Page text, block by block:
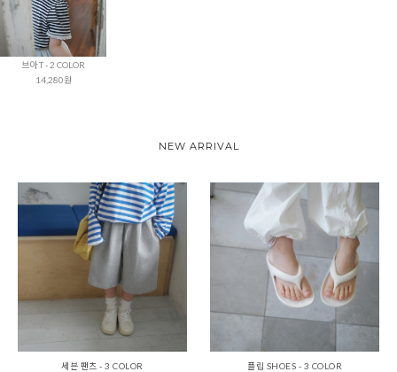
브아 T - 2 COLOR
14,280원
NEW ARRIVAL
세븐 팬츠 - 3 COLOR
플립 SHOES - 3 COLOR